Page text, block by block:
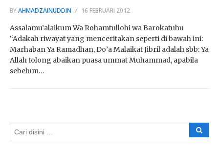
BYAHMADZAINUDDIN 16 FEBRUARI 2012
Assalamu’alaikum Wa Rohamtullohi wa Barokatuhu
“Adakah riwayat yang menceritakan seperti di bawah ini:
Marhaban Ya Ramadhan, Do’a Malaikat Jibril adalah sbb: Ya
Allah tolong abaikan puasa ummat Muhammad, apabila
sebelum…